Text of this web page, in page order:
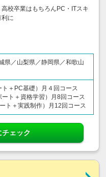
校卒業はもちろんPC・ITスキ
利に
県／山梨県／静岡県／和歌山
＋PC基礎）月４回コース
ト＋資格学習）月8回コース
ト＋実践制作）月12回コース
チェック